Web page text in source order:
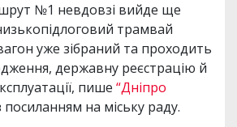
№1 невдовзі вийде ще
трамвай
уже зібраний та проходить
державну реєстрацію й
пише “Дніпро
посиланням на міську раду.